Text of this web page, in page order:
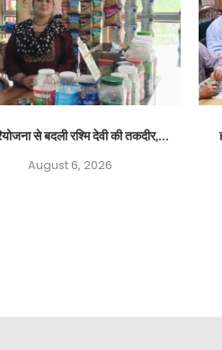
से बदली रश्मि देवी की तकदीर,...
August 6, 2026